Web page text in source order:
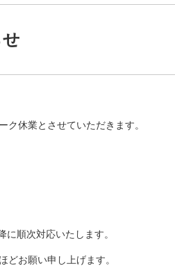
ク休業とさせていただきます。
順次対応いたします。
どお願い申し上げます。